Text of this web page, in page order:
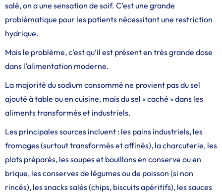
salé, on a une sensation de soif. C’est une grande
problématique pour les patients nécessitant une restriction
hydrique.
Mais le problème, c’est qu’il est présent en très grande dose
dans l’alimentation moderne.
La majorité du sodium consommé ne provient pas du sel
ajouté à table ou en cuisine, mais du sel « caché » dans les
aliments transformés et industriels.
Les principales sources incluent : les pains industriels, les
fromages (surtout transformés et affinés), la charcuterie, les
plats préparés, les soupes et bouillons en conserve ou en
brique, les conserves de légumes ou de poisson (si non
rincés), les snacks salés (chips, biscuits apéritifs), les sauces